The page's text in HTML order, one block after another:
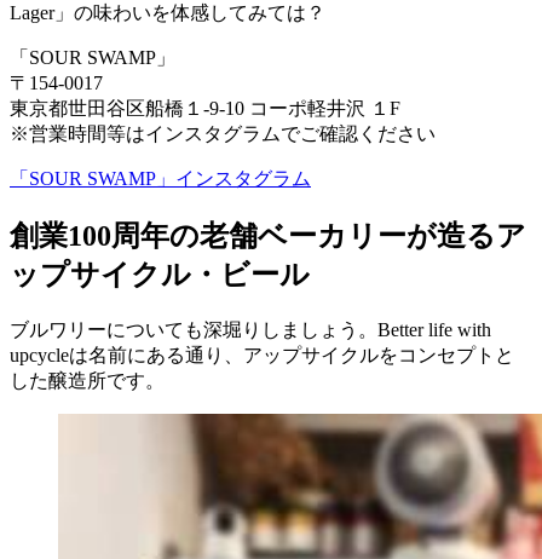
Lager」の味わいを体感してみては？
「SOUR SWAMP」
〒154-0017
東京都世田谷区船橋１-9-10 コーポ軽井沢 １F
※営業時間等はインスタグラムでご確認ください
「SOUR SWAMP」インスタグラム
創業100周年の老舗ベーカリーが造るア
ップサイクル・ビール
ブルワリーについても深堀りしましょう。Better life with
upcycleは名前にある通り、アップサイクルをコンセプトと
した醸造所です。